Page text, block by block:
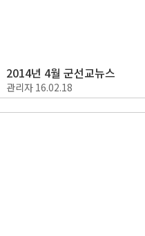
2014년 4월 군선교뉴스
관리자 16.02.18